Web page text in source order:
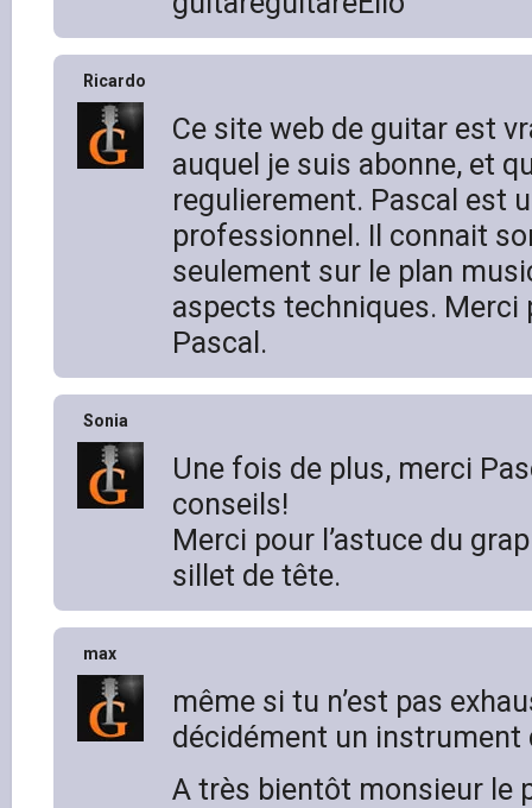
Ricardo
Ce site web de guitar est
auquel je suis abonne, et
regulierement. Pascal est
professionnel. Il connait
seulement sur le plan
aspects techniques. Merci
Pascal.
Sonia
Une fois de plus, merci
conseils!
Merci pour l’astuce du
sillet de tête.
max
même si tu n’est pas
décidément un instrument
A très bientôt monsieur le